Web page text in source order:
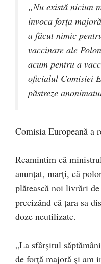
„Nu există niciun
invoca forţa
a făcut nimic
vaccinare ale
acum pentru a
oficialul Comisiei
păstreze
Comisia Europeană a
Reamintim că
anunțat, marți, că
plătească noi livrări
precizând că ţara sa
doze neutilizate.
„La sfârşitul
de forţă majoră şi am